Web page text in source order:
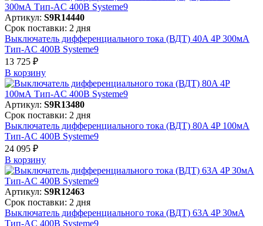
Артикул: S9R14440
Срок поставки: 2 дня
Выключатель дифференциального тока (ВДТ) 40A 4P 300мА
Тип-AC 400В Systeme9
13 725 ₽
В корзинy
Артикул: S9R13480
Срок поставки: 2 дня
Выключатель дифференциального тока (ВДТ) 80A 4P 100мА
Тип-AC 400В Systeme9
24 095 ₽
В корзинy
Артикул: S9R12463
Срок поставки: 2 дня
Выключатель дифференциального тока (ВДТ) 63A 4P 30мА
Тип-AC 400В Systeme9